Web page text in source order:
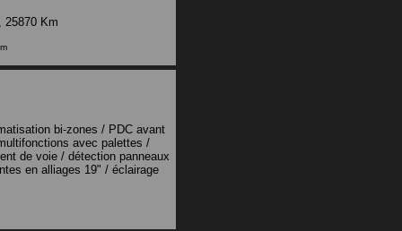
25870 Km
bi-zones / PDC avant
avec palettes /
de voie / détection panneaux
en alliages 19" / éclairage